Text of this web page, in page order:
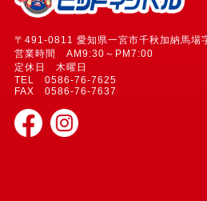
〒491-0811 愛知県一宮市千秋加納馬場
営業時間 AM9:30～PM7:00
定休日 木曜日
TEL 0586-76-7625
FAX 0586-76-7637